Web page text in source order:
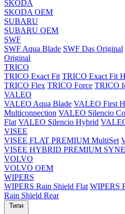
SKODA
SKODA OEM
SUBARU
SUBARU OEM
SWF
SWF Aqua Blade SWF Das Original
Original
TRICO
TRICO Exact Fit TRICO Exact Fit
TRICO Flex TRICO Force TRICO
VALEO
VALEO Aqua Blade VALEO First
Multiconnection VALEO Silencio
Flat VALEO Silencio Hybrid
VISEE
VISEE FLAT PREMIUM MultiSet
VISEE HYBRID PREMIUM
VOLVO
VOLVO OEM
WIPERS
WIPERS Rain Shield Flat WIPERS
Rain Shield Rear
Типи